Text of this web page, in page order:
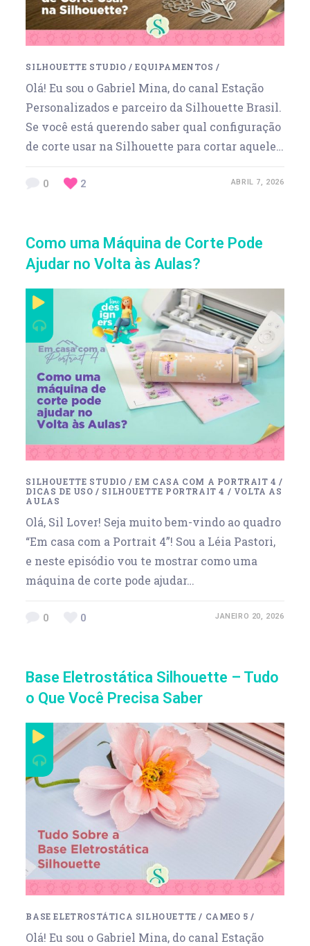
SILHOUETTE STUDIO /EQUIPAMENTOS /
Olá! Eu sou o Gabriel Mina, do canal Estação
Personalizados e parceiro da Silhouette Brasil.
Se você está querendo saber qual configuração
de corte usar na Silhouette para cortar aquele…
0 2 ABRIL 7, 2026
Como uma Máquina de Corte Pode
Ajudar no Volta às Aulas?
SILHOUETTE STUDIO /EM CASA COM A PORTRAIT 4 /
DICAS DE USO / SILHOUETTE PORTRAIT 4 / VOLTA AS
AULAS
Olá, Sil Lover! Seja muito bem-vindo ao quadro
“Em casa com a Portrait 4”! Sou a Léia Pastori,
e neste episódio vou te mostrar como uma
máquina de corte pode ajudar…
0 0 JANEIRO 20, 2026
Base Eletrostática Silhouette – Tudo
o Que Você Precisa Saber
BASE ELETROSTÁTICA SILHOUETTE / CAMEO 5 /
Olá! Eu sou o Gabriel Mina, do canal Estação